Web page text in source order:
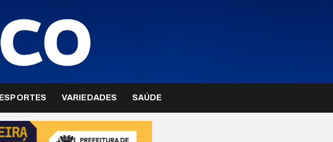
ESPORTES VARIEDADES SAÚDE